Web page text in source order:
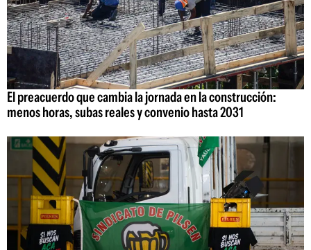
El preacuerdo que cambia la jornada en la construcción:
menos horas, subas reales y convenio hasta 2031